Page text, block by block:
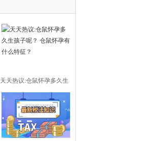
天天热议:仓鼠怀孕多久生
孩子呢？ 仓鼠怀孕有什么
特征？